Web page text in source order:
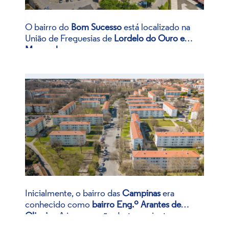
O bairro do Bom Sucesso está localizado na
União de Freguesias de Lordelo do Ouro e
Massarelos.
do Amial, Carriçal, Fernão de Magalhães, Fonte
da Moura, Cerco do Porto, Regado, Campinas
e São Roque da Lameira – foi construído
durante da primeira fase do Plano de
Melhoramentos para a Cidade do Porto(1957-
1966).
Inicialmente, o bairro das Campinasera
conhecido como bairro Eng.º Arantes de
Oliveira.
A inauguração deste conjunto